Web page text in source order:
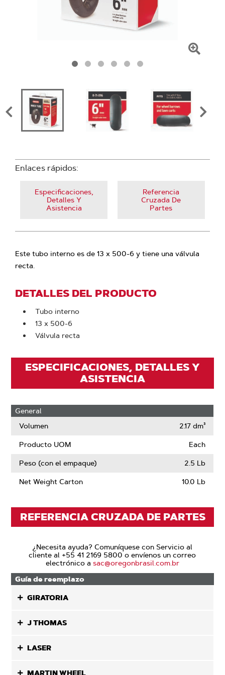
para
la
Enlaces rápidos:
Especificaciones,
Detalles Y
Asistencia
Referencia
Cruzada De
Partes
Este tubo interno es de 13 x 500-6 y tiene una válvula
recta.
DETALLES DEL PRODUCTO
Tubo interno
13 x 500-6
Válvula recta
ESPECIFICACIONES, DETALLES Y
ASISTENCIA
General
Volumen
2.17 dm³
Producto UOM Each
Peso (con el empaque) 2.5 Lb
Net Weight Carton 10.0 Lb
REFERENCIA CRUZADA DE PARTES
¿Necesita ayuda? Comuníquese con Servicio al
cliente al +55 41 2169 5800 o envíenos un correo
electrónico a sac@oregonbrasil.com.br
Guía de reemplazo
GIRATORIA
J THOMAS
LASER
MARTIN WHEEL